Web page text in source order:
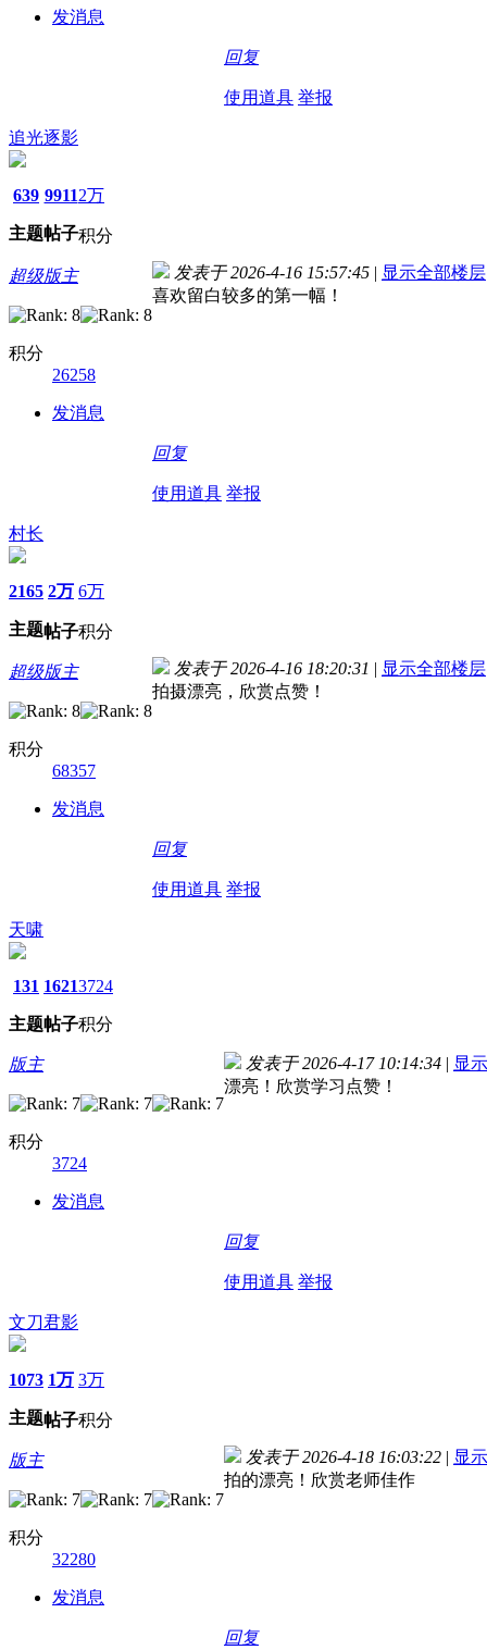
发消息
回复
使用道具 举报
追光逐影
639
主题
9911
帖子
2万
积分
超级版主
积分
26258
发消息
发表于 2026-4-16 15:57:45 | 显示全部楼层
喜欢留白较多的第一幅！
回复
使用道具 举报
村长
2165
主题
2万
帖子
6万
积分
超级版主
积分
68357
发消息
发表于 2026-4-16 18:20:31 | 显示全部楼层
拍摄漂亮，欣赏点赞！
回复
使用道具 举报
天啸
131
主题
1621
帖子
3724
积分
版主
积分
3724
发消息
发表于 2026-4-17 10:14:34 | 显
漂亮！欣赏学习点赞！
回复
使用道具 举报
文刀君影
1073
主题
1万
帖子
3万
积分
版主
积分
32280
发消息
发表于 2026-4-18 16:03:22 | 显
拍的漂亮！欣赏老师佳作
回复